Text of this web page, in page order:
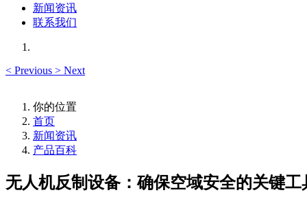
新闻资讯
联系我们
< Previous > Next
你的位置
首页
新闻资讯
产品百科
无人机反制设备：确保空域安全的关键工